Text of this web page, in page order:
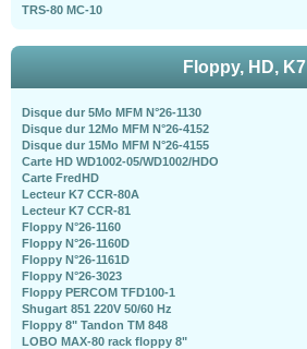
TRS-80 MC-10
Floppy, HD, K7
Disque dur 5Mo MFM N°26-1130
Disque dur 12Mo MFM N°26-4152
Disque dur 15Mo MFM N°26-4155
Carte HD WD1002-05/WD1002/HDO
Carte FredHD
Lecteur K7 CCR-80A
Lecteur K7 CCR-81
Floppy N°26-1160
Floppy N°26-1160D
Floppy N°26-1161D
Floppy N°26-3023
Floppy PERCOM TFD100-1
Shugart 851 220V 50/60 Hz
Floppy 8" Tandon TM 848
LOBO MAX-80 rack floppy 8"